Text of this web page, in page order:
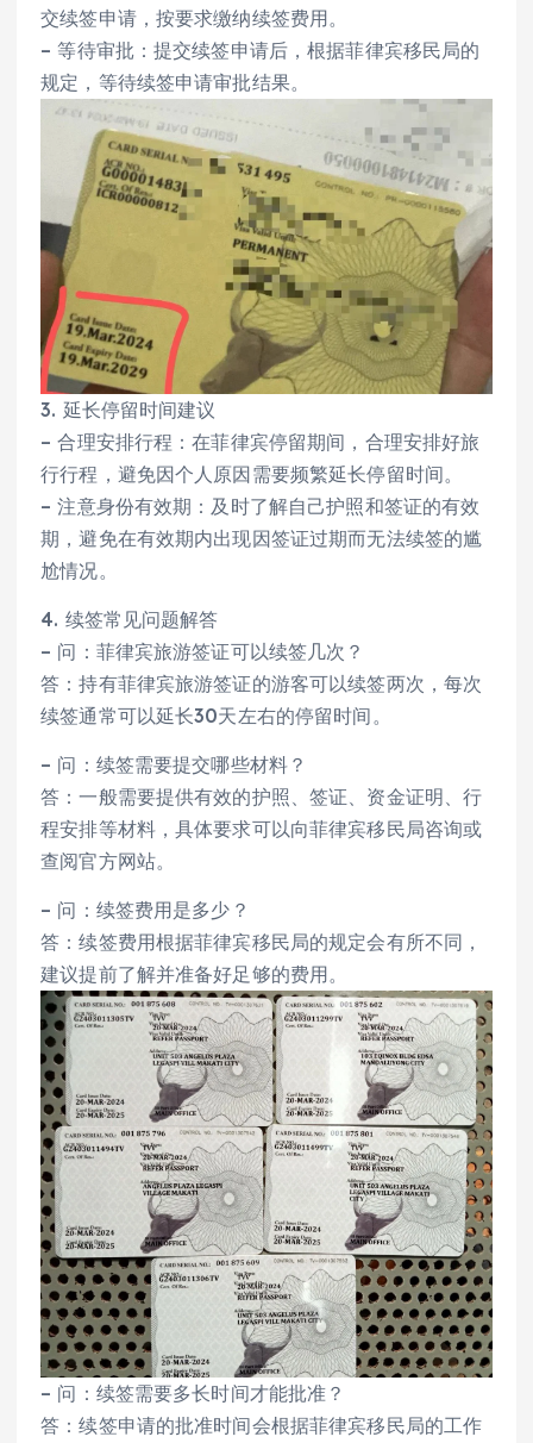
交续签申请，按要求缴纳续签费用。
– 等待审批：提交续签申请后，根据菲律宾移民局的
规定，等待续签申请审批结果。
3. 延长停留时间建议
– 合理安排行程：在菲律宾停留期间，合理安排好旅
行行程，避免因个人原因需要频繁延长停留时间。
– 注意身份有效期：及时了解自己护照和签证的有效
期，避免在有效期内出现因签证过期而无法续签的尴
尬情况。
4. 续签常见问题解答
– 问：菲律宾旅游签证可以续签几次？
答：持有菲律宾旅游签证的游客可以续签两次，每次
续签通常可以延长30天左右的停留时间。
– 问：续签需要提交哪些材料？
答：一般需要提供有效的护照、签证、资金证明、行
程安排等材料，具体要求可以向菲律宾移民局咨询或
查阅官方网站。
– 问：续签费用是多少？
答：续签费用根据菲律宾移民局的规定会有所不同，
建议提前了解并准备好足够的费用。
– 问：续签需要多长时间才能批准？
答：续签申请的批准时间会根据菲律宾移民局的工作